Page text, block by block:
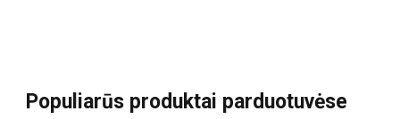
Populiarūs produktai parduotuvėse